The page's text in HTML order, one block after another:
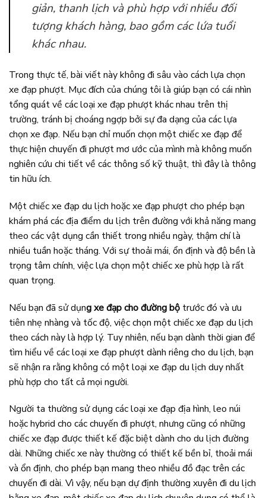
giản, thanh lịch và phù hợp với nhiều đối
tượng khách hàng, bao gồm các lứa tuổi
khác nhau.
Trong thực tế, bài viết này không đi sâu vào cách lựa chọn
xe đạp phượt. Mục đích của chúng tôi là giúp bạn có cái nhìn
tổng quát về các loại xe đạp phượt khác nhau trên thị
trường, tránh bị choáng ngợp bởi sự đa dạng của các lựa
chọn xe đạp. Nếu bạn chỉ muốn chọn một chiếc xe đạp để
thực hiện chuyến đi phượt mơ ước của mình mà không muốn
nghiên cứu chi tiết về các thông số kỹ thuật, thì đây là thông
tin hữu ích.
Một chiếc xe đạp du lịch hoặc xe đạp phượt cho phép bạn
khám phá các địa điểm du lịch trên đường với khả năng mang
theo các vật dụng cần thiết trong nhiều ngày, thậm chí là
nhiều tuần hoặc tháng. Với sự thoải mái, ổn định và độ bền là
trọng tâm chính, việc lựa chọn một chiếc xe phù hợp là rất
quan trọng.
Nếu bạn đã sử dụng xe đạp cho đường bộ trước đó và ưu
tiên nhẹ nhàng và tốc độ, việc chọn một chiếc xe đạp du lịch
theo cách này là hợp lý. Tuy nhiên, nếu bạn dành thời gian để
tìm hiểu về các loại xe đạp phượt dành riêng cho du lịch, bạn
sẽ nhận ra rằng không có một loại xe đạp du lịch duy nhất
phù hợp cho tất cả mọi người.
Người ta thường sử dụng các loại xe đạp địa hình, leo núi
hoặc hybrid cho các chuyến đi phượt, nhưng cũng có những
chiếc xe đạp được thiết kế đặc biệt dành cho du lịch đường
dài. Những chiếc xe này thường có thiết kế bền bỉ, thoải mái
và ổn định, cho phép bạn mang theo nhiều đồ đạc trên các
chuyến đi dài. Vì vậy, nếu bạn dự định thường xuyên đi du lịch